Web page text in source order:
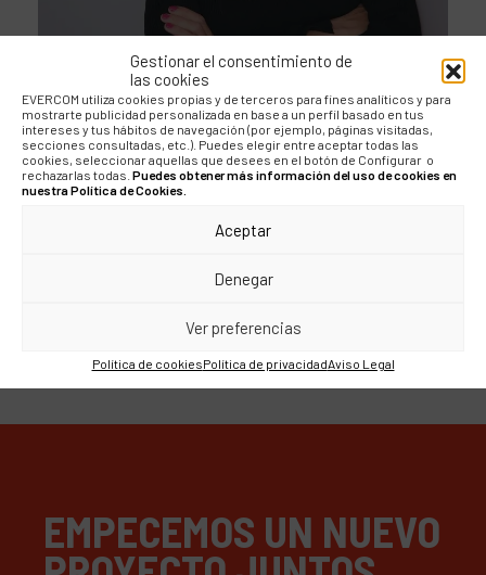
Gestionar el consentimiento de
las cookies
EVERCOM utiliza cookies propias y de terceros para fines analíticos y para
mostrarte publicidad personalizada en base a un perfil basado en tus
intereses y tus hábitos de navegación (por ejemplo, páginas visitadas,
secciones consultadas, etc.). Puedes elegir entre aceptar todas las
cookies, seleccionar aquellas que desees en el botón de Configurar o
rechazarlas todas. Puedes obtener más información del uso de cookies en
nuestra Política de Cookies.
Aceptar
Denegar
Ver preferencias
Política de cookiesPolítica de privacidadAviso Legal
NOTICIAS
Evercom supera los
7,8M€ de facturación,
alcanza los 100
empleados y nuevas
medidas laborales
EMPECEMOS UN NUEVO